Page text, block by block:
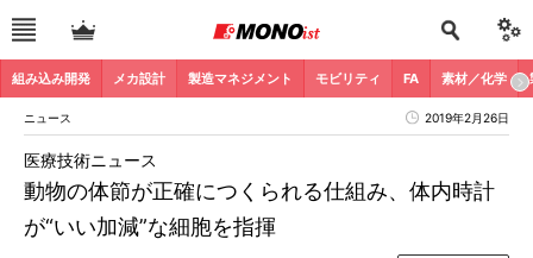
組み込み開発 メカ設計 製造マネジメント モビリティ FA 素材／化学
ニュース 2019年2月26日
動物の体節が正確につくられる仕組み、体内時計
が“いい加減”な細胞を指揮
医療技術ニュース